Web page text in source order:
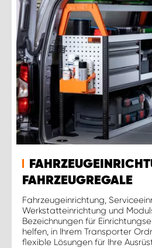
FAHRZEUGREGALE
Fahrzeugeinrichtung,
Werkstatteinrichtung und
Bezeichnungen für
helfen, in Ihrem Transporter
flexible Lösungen für Ihre